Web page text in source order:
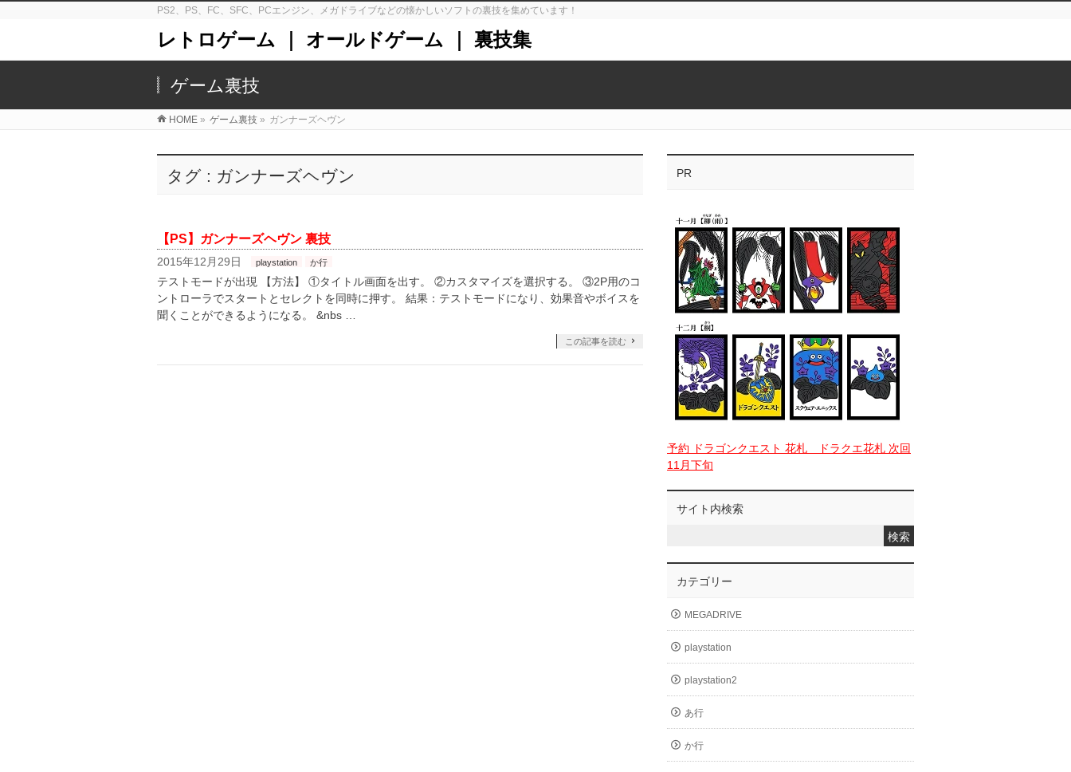
PS2、PS、FC、SFC、PCエンジン、メガドライブなどの懐かしいソフトの裏技を集めています！
レトロゲーム ｜ オールドゲーム ｜ 裏技集
ゲーム裏技
HOME » ゲーム裏技 » ガンナーズヘヴン
タグ : ガンナーズヘヴン
【PS】ガンナーズヘヴン 裏技
2015年12月29日 playstation か行
テストモードが出現 【方法】 ①タイトル画面を出す。 ②カスタマイズを選択する。 ③2P用のコ
ントローラでスタートとセレクトを同時に押す。 結果：テストモードになり、効果音やボイスを
聞くことができるようになる。 &nbs …
この記事を読む
PR
予約 ドラゴンクエスト 花札 ドラクエ花札 次回
11月下旬
サイト内検索
カテゴリー
MEGADRIVE
playstation
playstation2
あ行
か行